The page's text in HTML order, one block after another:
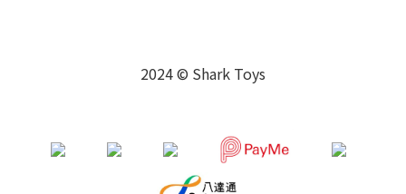
2024 © Shark Toys